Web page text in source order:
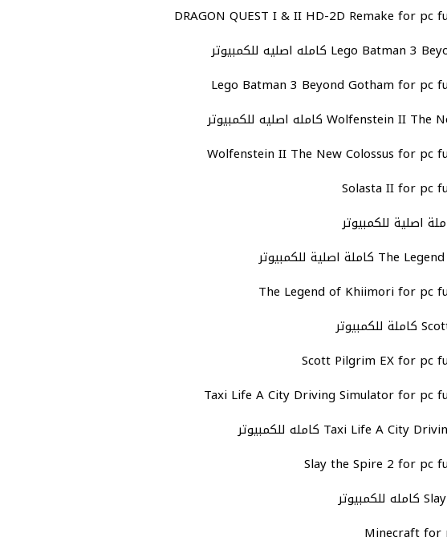
DRAGON QUEST I & II HD-2D Remake for pc
Lego Batman 3 Beyond Gotham for pc
Wolfenstein II The New Colossus for pc
Solasta II for pc
The Legend of Khiimori for pc
Scott Pilgrim EX for pc
Taxi Life A City Driving Simulator for pc
Slay the Spire 2 for pc
Minecraft for